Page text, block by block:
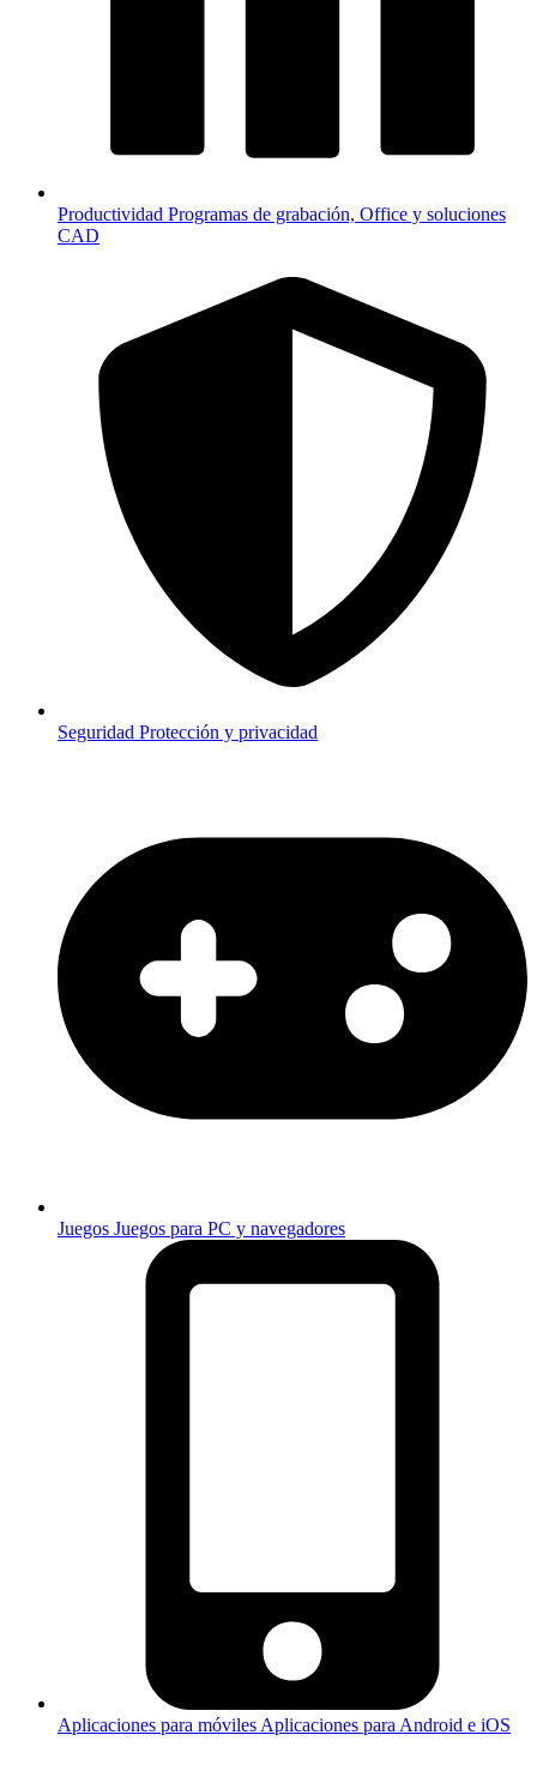
Productividad Programas de grabación, Office y soluciones
CAD
Seguridad Protección y privacidad
Juegos Juegos para PC y navegadores
Aplicaciones para móviles Aplicaciones para Android e iOS